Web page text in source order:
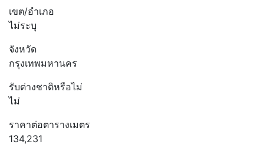
เขต/อำเภอ
ไม่ระบุ
จังหวัด
กรุงเทพมหานคร
รับต่างชาติหรือไม่
ไม่
ราคาต่อตารางเมตร
134,231